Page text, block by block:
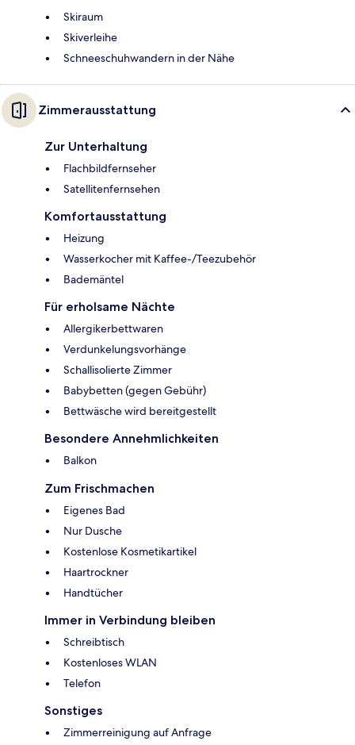
Skiraum
Skiverleihe
Schneeschuhwandern in der Nähe
Zimmerausstattung
Zur Unterhaltung
Flachbildfernseher
Satellitenfernsehen
Komfortausstattung
Heizung
Wasserkocher mit Kaffee-/Teezubehör
Bademäntel
Für erholsame Nächte
Allergikerbettwaren
Verdunkelungsvorhänge
Schallisolierte Zimmer
Babybetten (gegen Gebühr)
Bettwäsche wird bereitgestellt
Besondere Annehmlichkeiten
Balkon
Zum Frischmachen
Eigenes Bad
Nur Dusche
Kostenlose Kosmetikartikel
Haartrockner
Handtücher
Immer in Verbindung bleiben
Schreibtisch
Kostenloses WLAN
Telefon
Sonstiges
Zimmerreinigung auf Anfrage